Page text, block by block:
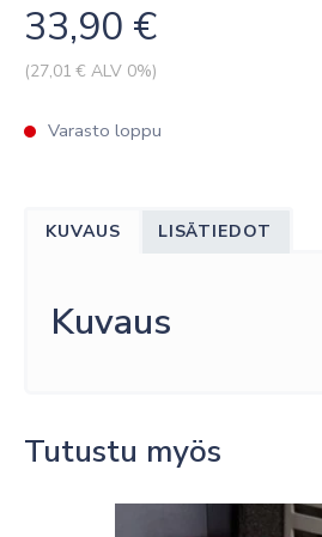
33,90 €
(27,01 € ALV 0%)
Varasto loppu
KUVAUS LISÄTIEDOT
Kuvaus
Tutustu myös